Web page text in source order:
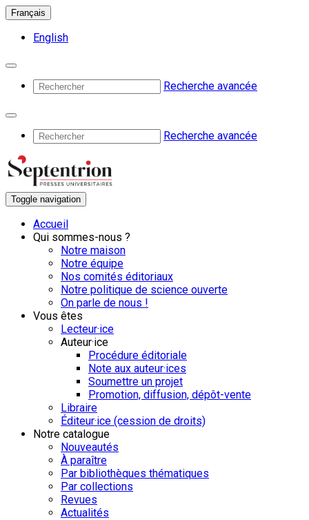
Français
English
Recherche avancée
Recherche avancée
Toggle navigation
Accueil
Qui sommes-nous ?
Notre maison
Notre équipe
Nos comités éditoriaux
Notre politique de science ouverte
On parle de nous !
Vous êtes
Lecteur·ice
Auteur·ice
Procédure éditoriale
Note aux auteur·ices
Soumettre un projet
Promotion, diffusion, dépôt-vente
Libraire
Éditeur·ice (cession de droits)
Notre catalogue
Nouveautés
À paraître
Par bibliothèques thématiques
Par collections
Revues
Actualités